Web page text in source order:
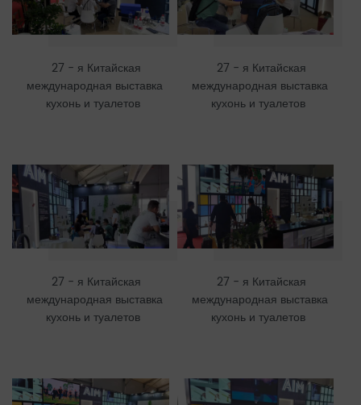
27 - я Китайская
международная выставка
кухонь и туалетов
27 - я Китайская
международная выставка
кухонь и туалетов
27 - я Китайская
международная выставка
кухонь и туалетов
27 - я Китайская
международная выставка
кухонь и туалетов